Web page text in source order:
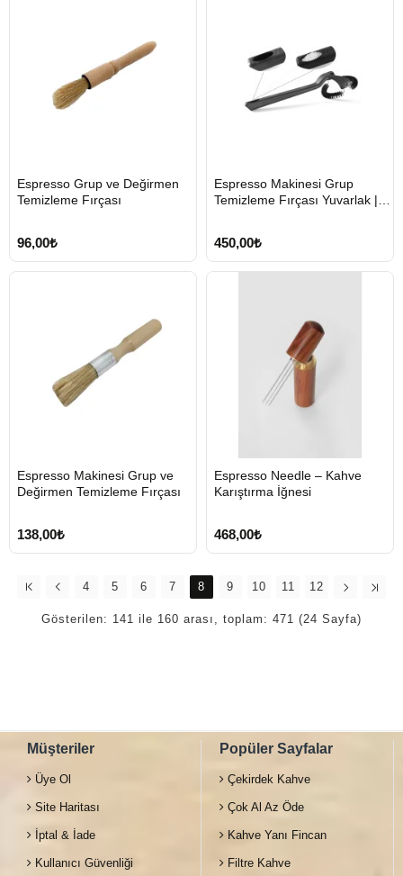
GÖNDERİ
Espresso Grup ve Değirmen
Temizleme Fırçası
96,00₺
GÖNDERİ
Espresso Makinesi Grup
Temizleme Fırçası Yuvarlak |
450,00₺
GÖNDERİ
Espresso Makinesi Grup ve
Değirmen Temizleme Fırçası
138,00₺
GÖNDERİ
Espresso Needle – Kahve
Karıştırma İğnesi
468,00₺
4 5 6 7 8 9 10 11 12
Gösterilen: 141 ile 160 arası, toplam: 471 (24 Sayfa)
Müşteriler
Üye Ol
Site Haritası
İptal & İade
Kullanıcı Güvenliği
Popüler Sayfalar
Çekirdek Kahve
Çok Al Az Öde
Kahve Yanı Fincan
Filtre Kahve